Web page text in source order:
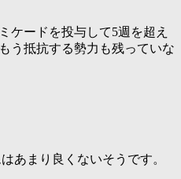
ケードを投与して5週を超え
う抵抗する勢力も残っていな
あまり良くないそうです。